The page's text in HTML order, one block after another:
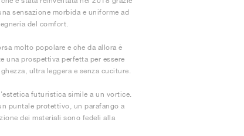
sensazione morbida e uniforme ad
del comfort.
molto popolare e che da allora è
una prospettiva perfetta per essere
ultra leggera e senza cuciture.
futuristica simile a un vortice.
puntale protettivo, un parafango a
dei materiali sono fedeli alla